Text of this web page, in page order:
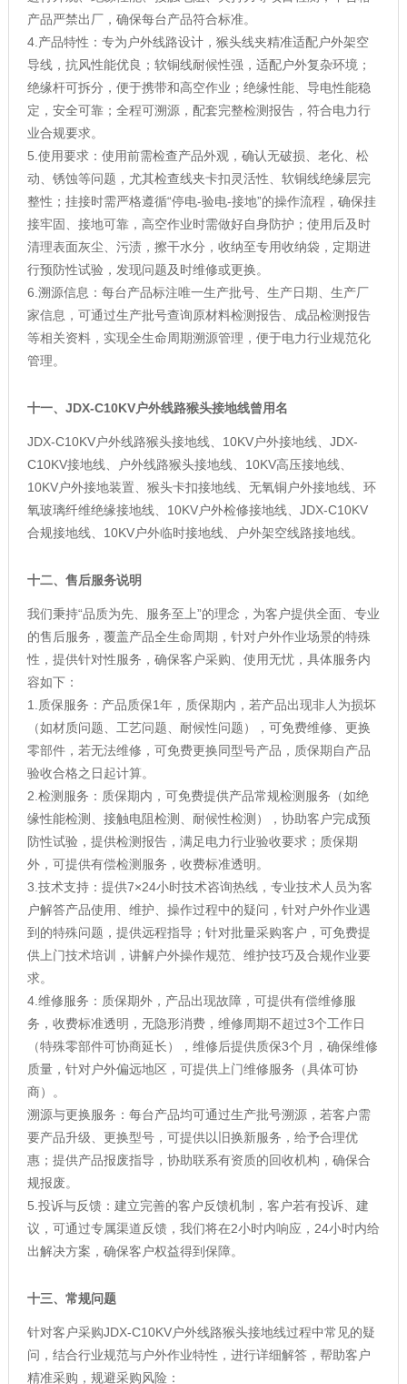
产品严禁出厂，确保每台产品符合标准。
4.产品特性：专为户外线路设计，猴头线夹精准适配户外架空
导线，抗风性能优良；软铜线耐候性强，适配户外复杂环境；
绝缘杆可拆分，便于携带和高空作业；绝缘性能、导电性能稳
定，安全可靠；全程可溯源，配套完整检测报告，符合电力行
业合规要求。
5.使用要求：使用前需检查产品外观，确认无破损、老化、松
动、锈蚀等问题，尤其检查线夹卡扣灵活性、软铜线绝缘层完
整性；挂接时需严格遵循“停电-验电-接地”的操作流程，确保挂
接牢固、接地可靠，高空作业时需做好自身防护；使用后及时
清理表面灰尘、污渍，擦干水分，收纳至专用收纳袋，定期进
行预防性试验，发现问题及时维修或更换。
6.溯源信息：每台产品标注唯一生产批号、生产日期、生产厂
家信息，可通过生产批号查询原材料检测报告、成品检测报告
等相关资料，实现全生命周期溯源管理，便于电力行业规范化
管理。
十一、 JDX-C10KV户外线路猴头接地线曾用名
JDX-C10KV户外线路猴头接地线、10KV户外接地线、JDX-
C10KV接地线、户外线路猴头接地线、10KV高压接地线、
10KV户外接地装置、猴头卡扣接地线、无氧铜户外接地线、环
氧玻璃纤维绝缘接地线、10KV户外检修接地线、JDX-C10KV
合规接地线、10KV户外临时接地线、户外架空线路接地线。
十二、售后服务说明
我们秉持“品质为先、服务至上”的理念，为客户提供全面、专业
的售后服务，覆盖产品全生命周期，针对户外作业场景的特殊
性，提供针对性服务，确保客户采购、使用无忧，具体服务内
容如下：
1.质保服务：产品质保1年，质保期内，若产品出现非人为损坏
（如材质问题、工艺问题、耐候性问题），可免费维修、更换
零部件，若无法维修，可免费更换同型号产品，质保期自产品
验收合格之日起计算。
2.检测服务：质保期内，可免费提供产品常规检测服务（如绝
缘性能检测、接触电阻检测、耐候性检测），协助客户完成预
防性试验，提供检测报告，满足电力行业验收要求；质保期
外，可提供有偿检测服务，收费标准透明。
3.技术支持：提供7×24小时技术咨询热线，专业技术人员为客
户解答产品使用、维护、操作过程中的疑问，针对户外作业遇
到的特殊问题，提供远程指导；针对批量采购客户，可免费提
供上门技术培训，讲解户外操作规范、维护技巧及合规作业要
求。
4.维修服务：质保期外，产品出现故障，可提供有偿维修服
务，收费标准透明，无隐形消费，维修周期不超过3个工作日
（特殊零部件可协商延长），维修后提供质保3个月，确保维修
质量，针对户外偏远地区，可提供上门维修服务（具体可协
商）。
溯源与更换服务：每台产品均可通过生产批号溯源，若客户需
要产品升级、更换型号，可提供以旧换新服务，给予合理优
惠；提供产品报废指导，协助联系有资质的回收机构，确保合
规报废。
5.投诉与反馈：建立完善的客户反馈机制，客户若有投诉、建
议，可通过专属渠道反馈，我们将在2小时内响应，24小时内给
出解决方案，确保客户权益得到保障。
十三、 常规问题
针对客户采购JDX-C10KV户外线路猴头接地线过程中常见的疑
问，结合行业规范与户外作业特性，进行详细解答，帮助客户
精准采购，规避采购风险：